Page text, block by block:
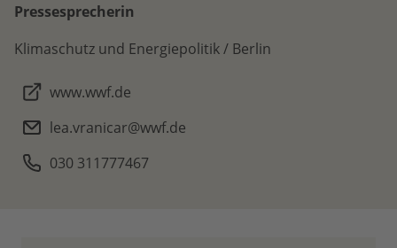
Pressesprecherin
Klimaschutz und Energiepolitik / Berlin
www.wwf.de
lea.vranicar@wwf.de
030 311777467